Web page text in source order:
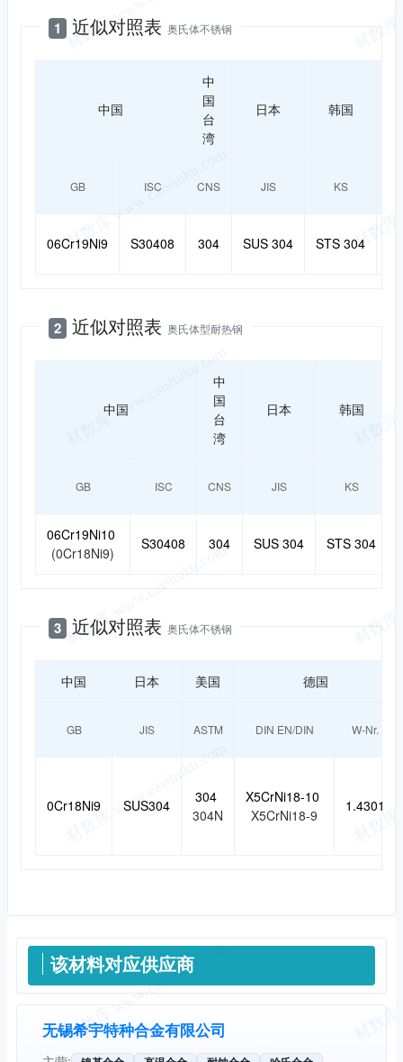
1 近似对照表 奥氏体不锈钢
中国
中
国
台
湾
日本 韩国
GB ISC CNS JIS KS
06Cr19Ni9 S30408 304 SUS 304 STS 304
2 近似对照表 奥氏体型耐热钢
中国
中
国
台
湾
日本 韩国
GB ISC CNS JIS KS
06Cr19Ni10
(0Cr18Ni9)
S30408 304 SUS 304 STS 304
3 近似对照表 奥氏体不锈钢
中国 日本 美国 德国
GB JIS ASTM DIN EN/DIN W-Nr.
0Cr18Ni9 SUS304
304
304N
X5CrNi18-10
X5CrNi18-9
1.4301
供应信息
该材料对应供应商
无锡希宇特种合金有限公司